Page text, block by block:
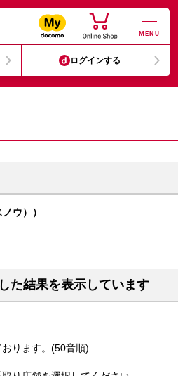
MENU
ログインする
ウ））
た結果を表示しています
ります。(50音順)